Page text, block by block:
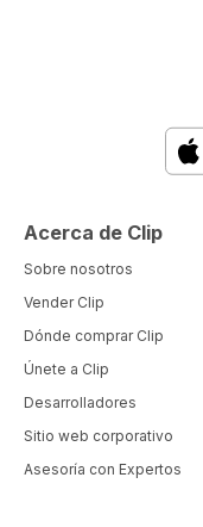
Acerca de Clip
Sobre nosotros
Vender Clip
Dónde comprar Clip
Únete a Clip
Desarrolladores
Sitio web corporativo
Asesoría con Expertos